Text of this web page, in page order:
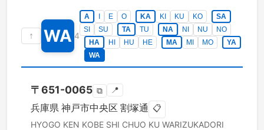
↑ WA 4
A E O KA KI KU KO
SA
SI
SU TA TU NA NI NU
NO
HA
HI HU HE MA MI MO
YA
WA
〒651-0065 ⧉ 📍
兵庫県 神戸市中央区 割塚通 📋
HYOGO KEN KOBE SHI CHUO KU WARIZUKADORI